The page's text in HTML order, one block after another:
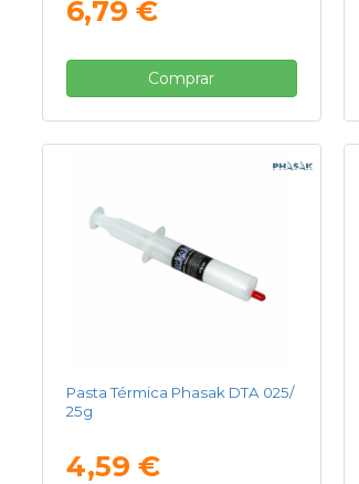
6,79 €
Comprar
Pasta Térmica Phasak DTA 025/
25g
4,59 €